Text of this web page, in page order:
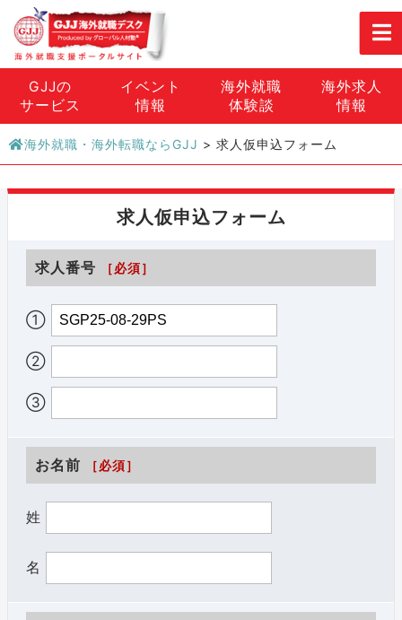
GJJの
サービス
イベント
情報
海外就職
体験談
海外求人
情報
海外就職・海外転職ならGJJ > 求人仮申込フォーム
求人仮申込フォーム
求人番号 ［必須］
①
②
③
お名前 ［必須］
姓
名